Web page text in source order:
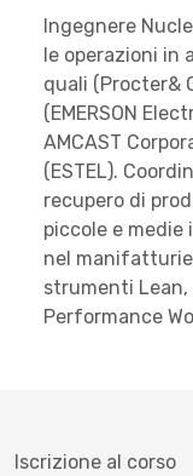
Ingegnere
le operazioni in
quali (Procter&
(EMERSON
AMCAST
(ESTEL).
recupero di
piccole e medie
nel
strumenti Lean,
Performance
Iscrizione al corso